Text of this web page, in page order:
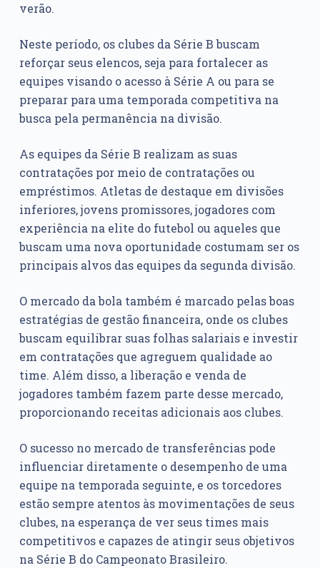
verão.
Neste período, os clubes da Série B buscam
reforçar seus elencos, seja para fortalecer as
equipes visando o acesso à Série A ou para se
preparar para uma temporada competitiva na
busca pela permanência na divisão.
As equipes da Série B realizam as suas
contratações por meio de contratações ou
empréstimos. Atletas de destaque em divisões
inferiores, jovens promissores, jogadores com
experiência na elite do futebol ou aqueles que
buscam uma nova oportunidade costumam ser os
principais alvos das equipes da segunda divisão.
O mercado da bola também é marcado pelas boas
estratégias de gestão financeira, onde os clubes
buscam equilibrar suas folhas salariais e investir
em contratações que agreguem qualidade ao
time. Além disso, a liberação e venda de
jogadores também fazem parte desse mercado,
proporcionando receitas adicionais aos clubes.
O sucesso no mercado de transferências pode
influenciar diretamente o desempenho de uma
equipe na temporada seguinte, e os torcedores
estão sempre atentos às movimentações de seus
clubes, na esperança de ver seus times mais
competitivos e capazes de atingir seus objetivos
na Série B do Campeonato Brasileiro.